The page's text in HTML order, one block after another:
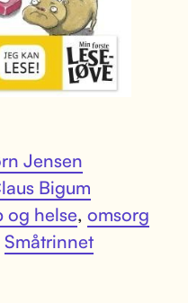
Jensen
Bigum
og helse, omsorg
Småtrinnet